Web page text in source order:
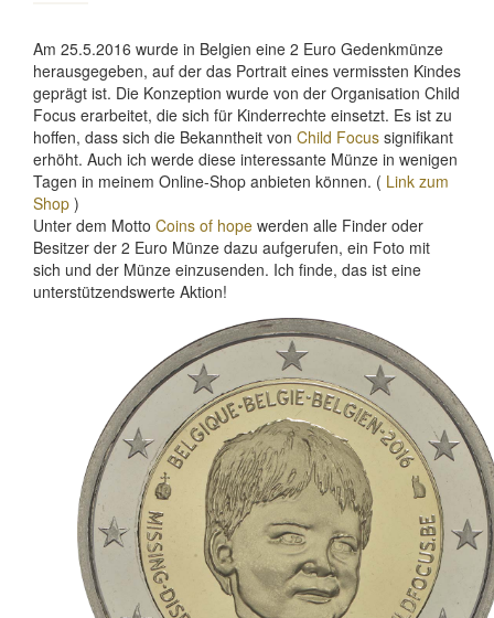
Am 25.5.2016 wurde in Belgien eine 2 Euro Gedenkmünze
herausgegeben, auf der das Portrait eines vermissten Kindes
geprägt ist. Die Konzeption wurde von der Organisation Child
Focus erarbeitet, die sich für Kinderrechte einsetzt. Es ist zu
hoffen, dass sich die Bekanntheit von Child Focus signifikant
erhöht. Auch ich werde diese interessante Münze in wenigen
Tagen in meinem Online-Shop anbieten können. ( Link zum
Shop )
Unter dem Motto Coins of hope werden alle Finder oder
Besitzer der 2 Euro Münze dazu aufgerufen, ein Foto mit
sich und der Münze einzusenden. Ich finde, das ist eine
unterstützendswerte Aktion!